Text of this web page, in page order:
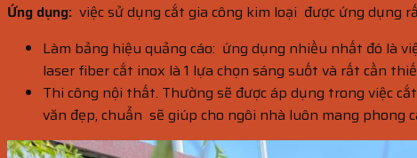
Ứng dụng: việc sử dụng cắt gia công kim loại được ứng dụng
Làm bảng hiệu quảng cáo: ứng dụng nhiều nhất đó là
laser fiber cắt inox là 1 lựa chọn sáng suốt và rất cần
Thi công nội thất. Thường sẽ được áp dụng trong việc
văn đẹp, chuẩn sẽ giúp cho ngôi nhà luôn mang